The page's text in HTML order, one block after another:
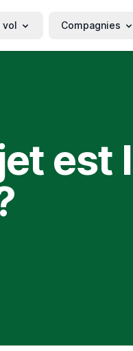
vol Compagnies
est